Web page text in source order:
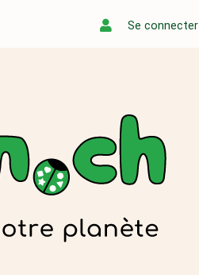
Se connecter